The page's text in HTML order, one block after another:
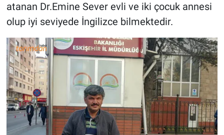
atanan Dr.Emine Sever evli ve iki çocuk annesi
olup iyi seviyede İngilizce bilmektedir.